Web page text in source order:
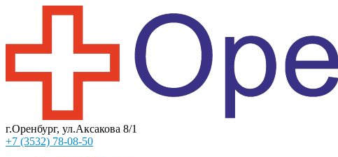
г.Оренбург, ул.Аксакова 8/1
+7 (3532) 78-08-50